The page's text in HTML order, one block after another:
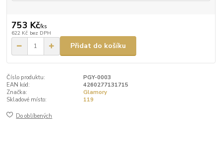
753 Kč/ks
622 Kč bez DPH
Přidat do košíku
Číslo produktu:
PGY-0003
EAN kód:
4260277131715
Značka:
Glamory
Skladové místo:
119
Do oblíbených